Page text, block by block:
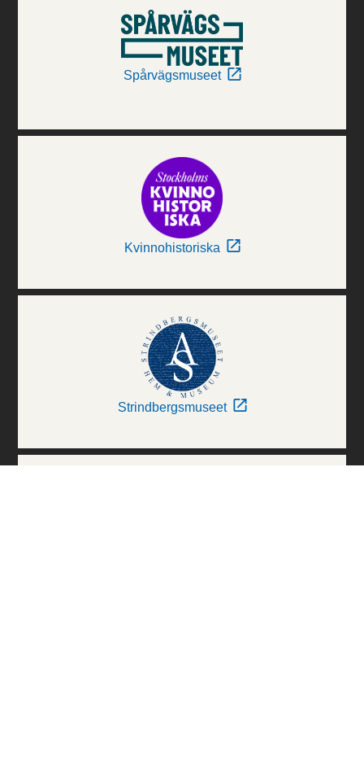
Spårvägsmuseet
Kvinnohistoriska
Strindbergsmuseet